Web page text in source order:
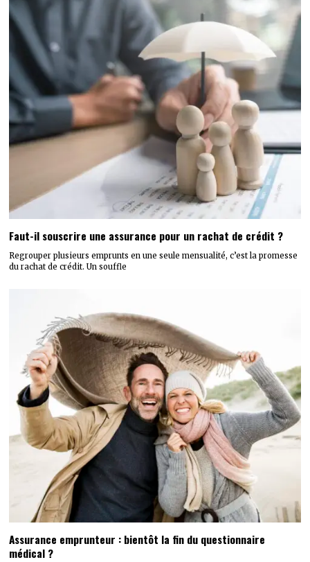
Faut-il souscrire une assurance pour un rachat de crédit ?
Regrouper plusieurs emprunts en une seule mensualité, c’est la promesse
du rachat de crédit. Un souffle
Assurance emprunteur : bientôt la fin du questionnaire
médical ?